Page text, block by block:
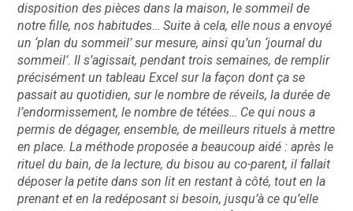
disposition des pièces dans la maison, le sommeil de
notre fille, nos habitudes… Suite à cela, elle nous a envoyé
un ‘plan du sommeil’ sur mesure, ainsi qu’un ‘journal du
sommeil’. Il s’agissait, pendant trois semaines, de remplir
précisément un tableau Excel sur la façon dont ça se
passait au quotidien, sur le nombre de réveils, la durée de
l’endormissement, le nombre de tétées… Ce qui nous a
permis de dégager, ensemble, de meilleurs rituels à mettre
en place. La méthode proposée a beaucoup aidé : après le
rituel du bain, de la lecture, du bisou au co-parent, il fallait
déposer la petite dans son lit en restant à côté, tout en la
prenant et en la redéposant si besoin, jusqu’à ce qu’elle